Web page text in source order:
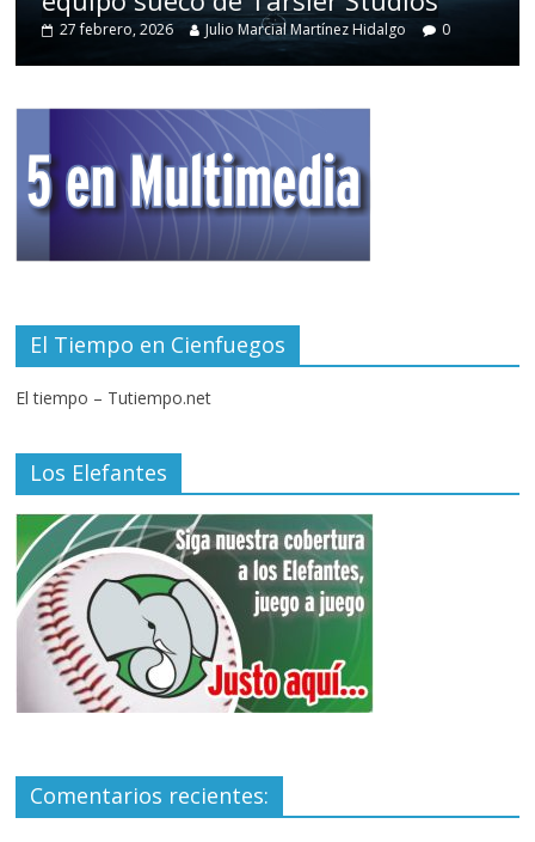
27 febrero, 2026 Julio Marcial Martínez Hidalgo 0
El Tiempo en Cienfuegos
El tiempo – Tutiempo.net
Los Elefantes
Comentarios recientes: